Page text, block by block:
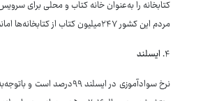
مردم این کشور ۲۴۷میلیون کتاب از کتابخانه‌ها امانت گرفته‌اند.
۴. ایسلند